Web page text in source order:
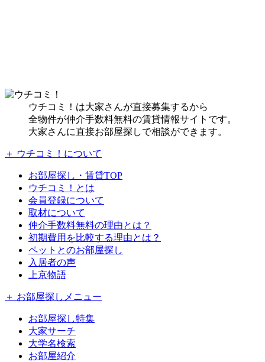
ウチコミ！は大家さんが直接募集するから
全物件が仲介手数料無料の賃貸情報サイトです。
大家さんに直接お部屋探しで相談ができます。
＋ ウチコミ！について
お部屋探し・賃貸TOP
ウチコミ！とは
会員登録について
取材について
仲介手数料無料の理由とは？
初期費用を比較する理由とは？
ペットとのお部屋探し
入居者の声
上京物語
＋ お部屋探しメニュー
お部屋探し特集
大家サーチ
大学名検索
お部屋紹介